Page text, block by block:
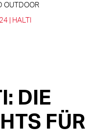
OUTDOOR
| HALTI
DIE
FÜR